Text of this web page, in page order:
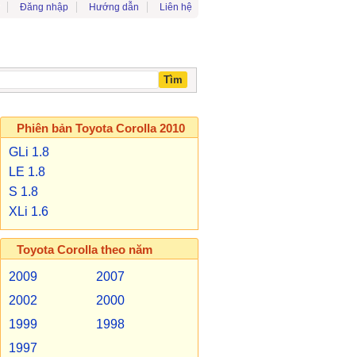
Đăng nhập Hướng dẫn Liên hệ
Phiên bản Toyota Corolla 2010
GLi 1.8
LE 1.8
S 1.8
XLi 1.6
Toyota Corolla theo năm
2009
2007
2002
2000
1999
1998
1997